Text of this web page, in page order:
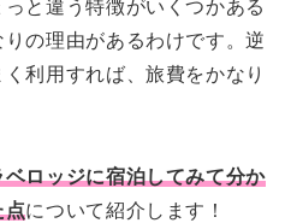
と違う特徴がいくつかある
の理由があるわけです。逆
利用すれば、旅費をかなり
ベロッジに宿泊してみて分か
点について紹介します！